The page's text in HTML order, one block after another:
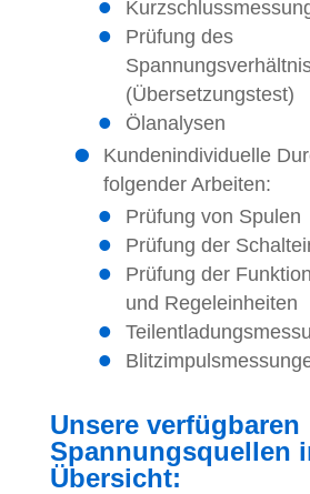
Prüfung des
(Übersetzungstest)
Ölanalysen
Kundenindividuelle
folgender Arbeiten:
Prüfung von Spulen
Prüfung der
Prüfung der
und Regeleinheiten
Unsere verfügbaren
Spannungsquellen
Übersicht: